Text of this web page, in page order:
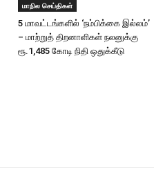
மாநில செய்திகள்
5 மாவட்டங்களில் ‘நம்பிக்கை இல்லம்’
– மாற்றுத் திறனாளிகள் நலனுக்கு
ரூ.1,485 கோடி நிதி ஒதுக்கீடு